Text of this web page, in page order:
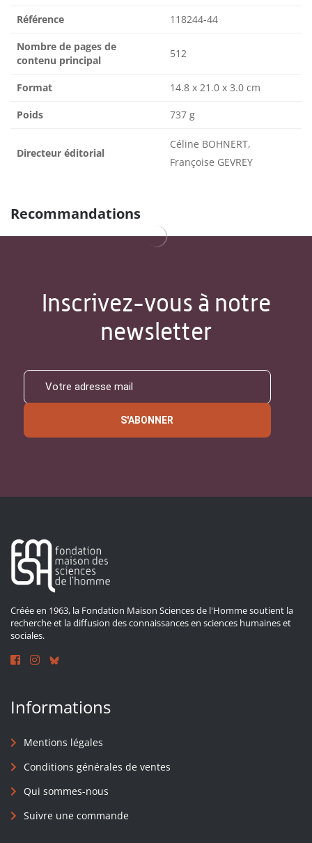
Référence 118244-44
Nombre de pages de
contenu principal
512
Format 14.8 x 21.0 x 3.0 cm
Poids 737 g
Directeur éditorial
Céline BOHNERT,
Françoise GEVREY
Recommandations
Inscrivez-vous à notre
newsletter
S'ABONNER
Créée en 1963, la Fondation Maison Sciences de l'Homme soutient la
recherche et la diffusion des connaissances en sciences humaines et
sociales.
Informations
Mentions légales
Conditions générales de ventes
Qui sommes-nous
Suivre une commande